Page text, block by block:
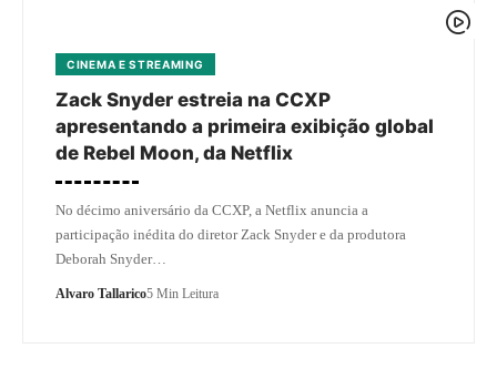
CINEMA E STREAMING
Zack Snyder estreia na CCXP
apresentando a primeira exibição global
de Rebel Moon, da Netflix
No décimo aniversário da CCXP, a Netflix anuncia a
participação inédita do diretor Zack Snyder e da produtora
Deborah Snyder…
Alvaro Tallarico5 Min Leitura